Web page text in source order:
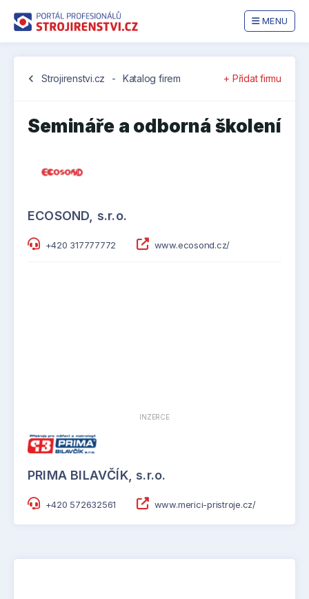
MENU
chevron_left Strojirenstvi.cz - Katalog firem + Přidat firmu
Semináře a odborná školení
ECOSOND, s.r.o.
+420 317777772 www.ecosond.cz/
INZERCE
PRIMA BILAVČÍK, s.r.o.
+420 572632561 www.merici-pristroje.cz/